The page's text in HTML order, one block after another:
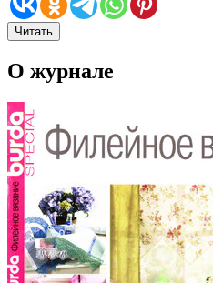
Читать
О журнале